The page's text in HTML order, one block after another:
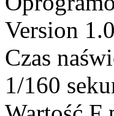
Version 1.0
Czas
1/160